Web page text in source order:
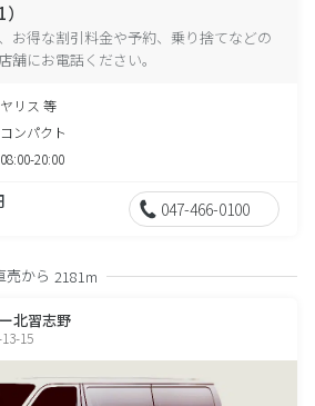
お得な割引料金や予約、乗り捨てなどの
舗にお電話ください。
ヤリス 等
コンパクト
08:00-20:00
047-466-0100
から 2181m
北習志野
15